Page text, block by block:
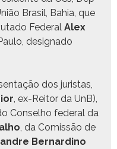
Brasil, Bahia, que
Fed­er­al Alex
des­ig­na­do
dos juris­tas,
, ex-Reitor da UnB),
Con­sel­ho fed­er­al da
, da Comis­são de
Bernardi­no